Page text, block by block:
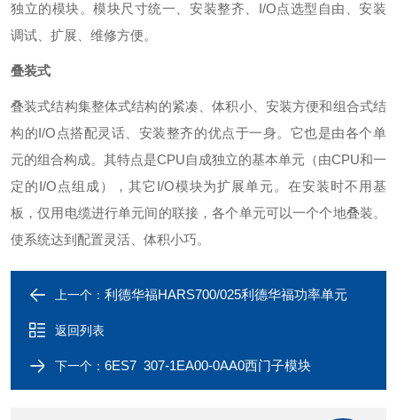
独立的模块。模块尺寸统一、安装整齐、I/O点选型自由、安装
调试、扩展、维修方便。
叠装式
叠装式结构集整体式结构的紧凑、体积小、安装方便和组合式结
构的I/O点搭配灵话、安装整齐的优点于一身。它也是由各个单
元的组合构成。其特点是CPU自成独立的基本单元（由CPU和一
定的I/O点组成），其它I/O模块为扩展单元。在安装时不用基
板，仅用电缆进行单元间的联接，各个单元可以一个个地叠装。
使系统达到配置灵活、体积小巧。
上一个： 利德华福HARS700/025利德华福功率单元
返回列表
下一个： 6ES7 307-1EA00-0AA0西门子模块